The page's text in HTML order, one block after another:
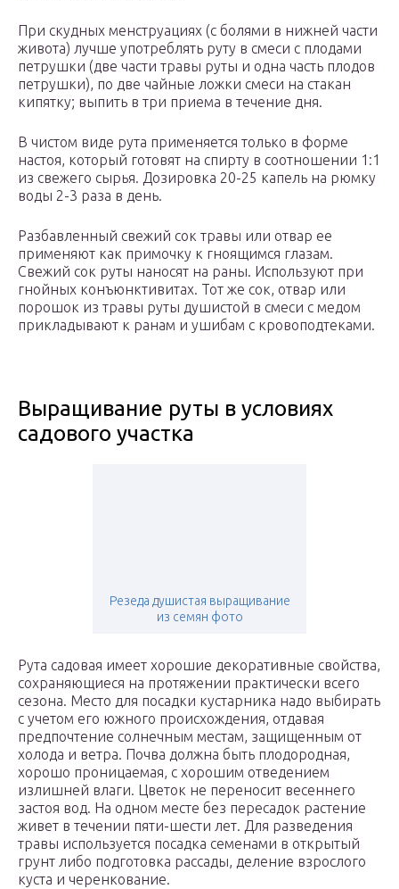
При скудных менструациях (с болями в нижней части
живота) лучше употреблять руту в смеси с плодами
петрушки (две части травы руты и одна часть плодов
петрушки), по две чайные ложки смеси на стакан
кипятку; выпить в три приема в течение дня.
В чистом виде рута применяется только в форме
настоя, который готовят на спирту в соотношении 1:1
из свежего сырья. Дозировка 20-25 капель на рюмку
воды 2-3 раза в день.
Разбавленный свежий сок травы или отвар ее
применяют как примочку к гноящимся глазам.
Свежий сок руты наносят на раны. Используют при
гнойных конъюнктивитах. Тот же сок, отвар или
порошок из травы руты душистой в смеси с медом
прикладывают к ранам и ушибам с кровоподтеками.
Выращивание руты в условиях
садового участка
Резеда душистая выращивание
из семян фото
Рута садовая имеет хорошие декоративные свойства,
сохраняющиеся на протяжении практически всего
сезона. Место для посадки кустарника надо выбирать
с учетом его южного происхождения, отдавая
предпочтение солнечным местам, защищенным от
холода и ветра. Почва должна быть плодородная,
хорошо проницаемая, с хорошим отведением
излишней влаги. Цветок не переносит весеннего
застоя вод. На одном месте без пересадок растение
живет в течении пяти-шести лет. Для разведения
травы используется посадка семенами в открытый
грунт либо подготовка рассады, деление взрослого
куста и черенкование.